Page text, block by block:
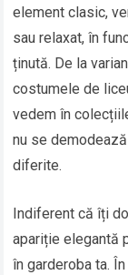
element clasic,
sau relaxat, în
ținută. De la
costumele de
vedem în
nu se
diferite.
Indiferent că îți
apariție elegantă
în garderoba ta.